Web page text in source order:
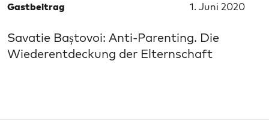
Gastbeitrag 1. Juni 2020
Savatie Baștovoi: Anti-Parenting. Die
Wiederentdeckung der Elternschaft